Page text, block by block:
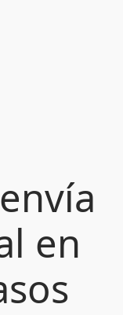
en